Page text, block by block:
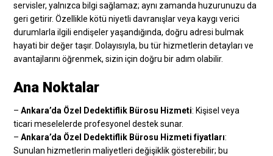
servisler, yalnızca bilgi sağlamaz; aynı zamanda huzurunuzu da
geri getirir. Özellikle kötü niyetli davranışlar veya kaygı verici
durumlarla ilgili endişeler yaşandığında, doğru adresi bulmak
hayati bir değer taşır. Dolayısıyla, bu tür hizmetlerin detayları ve
avantajlarını öğrenmek, sizin için doğru bir adım olabilir.
Ana Noktalar
–Ankara’da Özel Dedektiflik Bürosu Hizmeti: Kişisel veya
ticari meselelerde profesyonel destek sunar.
–Ankara’da Özel Dedektiflik Bürosu Hizmeti fiyatları:
Sunulan hizmetlerin maliyetleri değişiklik gösterebilir; bu